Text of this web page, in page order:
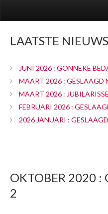
Vereniging
Groepen
Agenda
selectie
LAATSTE NIEUWS
JUNI 2026 : GONNEKE
MAART 2026 : GESLAAGD
MAART 2026 :
FEBRUARI 2026 :
2026 JANUARI :
OKTOBER 2020 :
2